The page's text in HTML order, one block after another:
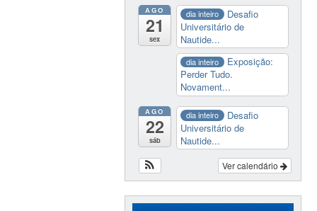
AGO
21
sex
dia inteiro
Desafio
Universitário de
Nautide...
dia inteiro
Exposição:
Perder Tudo.
Novament...
AGO
22
sáb
dia inteiro
Desafio
Universitário de
Nautide...
Ver calendário